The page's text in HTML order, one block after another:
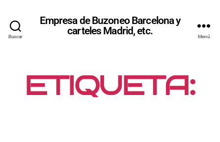
Buscar
Empresa de Buzoneo Barcelona y
carteles Madrid, etc.
Menú
ETIQUETA: